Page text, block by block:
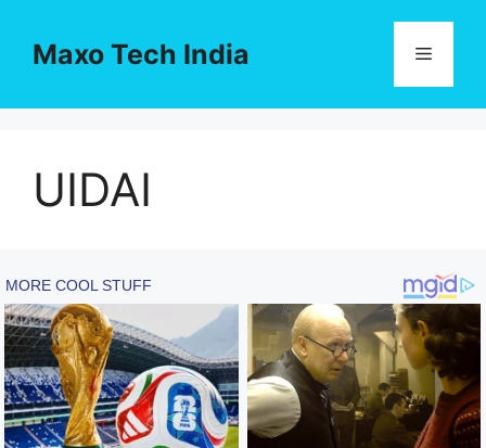
contentMaxo Tech India Menu
UIDAI